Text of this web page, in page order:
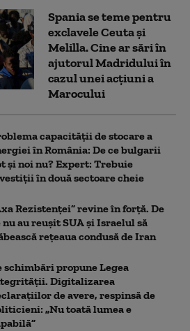
Spania se teme pentru
exclavele Ceuta și
Melilla. Cine ar sări în
ajutorul Madridului în
cazul unei acțiuni a
Marocului
capacității de stocare a
în România: De ce bulgarii
și noi nu? Expert: Trebuie
în două sectoare cheie
Rezistenței” revine în forță. De
nu au reușit SUA și Israelul să
rețeaua condusă de Iran
schimbări propune Legea
Digitalizarea
de avere, respinsă de
„Nu toată lumea e